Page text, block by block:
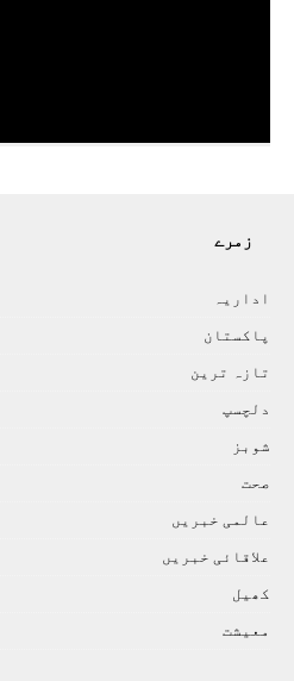
زمرے
اداريہ
پاکستان
تازہ ترين
دلچسپ
شوبز
صحت
عالمی خبريں
علاقائی خبريں
کھيل
معيشت